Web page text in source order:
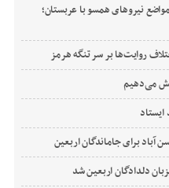
نیروهای همسو با عربستان؛
روایت‌ها بر سر تنگه هرمز
می‌دهیم
برای جاماندگان اربعین
دلدادگان اربعین شد